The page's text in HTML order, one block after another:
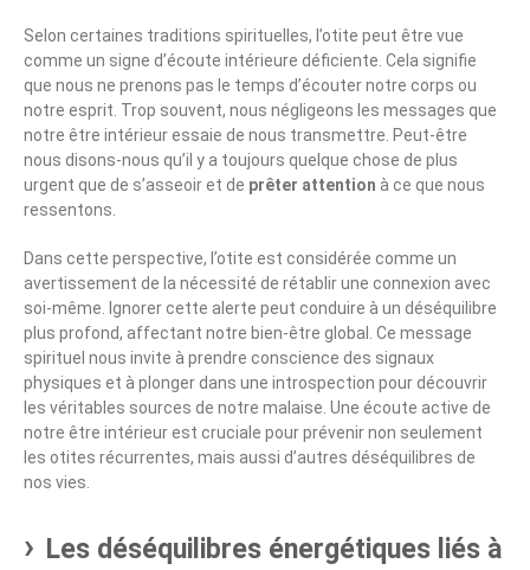
Selon certaines traditions spirituelles, l’otite peut être vue
comme un signe d’écoute intérieure déficiente. Cela signifie
que nous ne prenons pas le temps d’écouter notre corps ou
notre esprit. Trop souvent, nous négligeons les messages que
notre être intérieur essaie de nous transmettre. Peut-être
nous disons-nous qu’il y a toujours quelque chose de plus
urgent que de s’asseoir et de prêter attention à ce que nous
ressentons.
Dans cette perspective, l’otite est considérée comme un
avertissement de la nécessité de rétablir une connexion avec
soi-même. Ignorer cette alerte peut conduire à un déséquilibre
plus profond, affectant notre bien-être global. Ce message
spirituel nous invite à prendre conscience des signaux
physiques et à plonger dans une introspection pour découvrir
les véritables sources de notre malaise. Une écoute active de
notre être intérieur est cruciale pour prévenir non seulement
les otites récurrentes, mais aussi d’autres déséquilibres de
nos vies.
Les déséquilibres énergétiques liés à